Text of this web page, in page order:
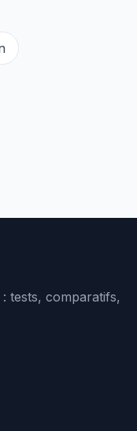
tests, comparatifs,